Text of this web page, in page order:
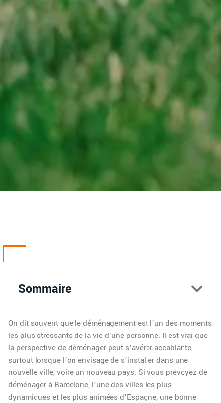
Sommaire
On dit souvent que le déménagement est l’un des moments
les plus stressants de la vie d’une personne. Il est vrai que
la perspective de déménager peut s’avérer accablante,
surtout lorsque l’on envisage de s’installer dans une
nouvelle ville, voire un nouveau pays. Si vous prévoyez de
déménager à Barcelone, l’une des villes les plus
dynamiques et les plus animées d’Espagne, une bonne